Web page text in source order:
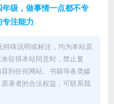
级，做事情一点都不专
注能力
特殊说明或标注，均为本站原
征得本站同意时，禁止复
到任何网站、书籍等各类媒
著者的合法权益，可联系我